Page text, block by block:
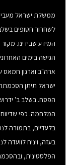
ממשלת ישראל
לשחרור חטופים
המידע שבידינו.
הגישה בימים
ארה"ב וארגון חמאס
ישראל תיתן
הפסח. בשלב ב'
המלחמה. כפי
בלעדיים, בתמורה
בעזה, ויניח לוועדה
הפלסטינית,